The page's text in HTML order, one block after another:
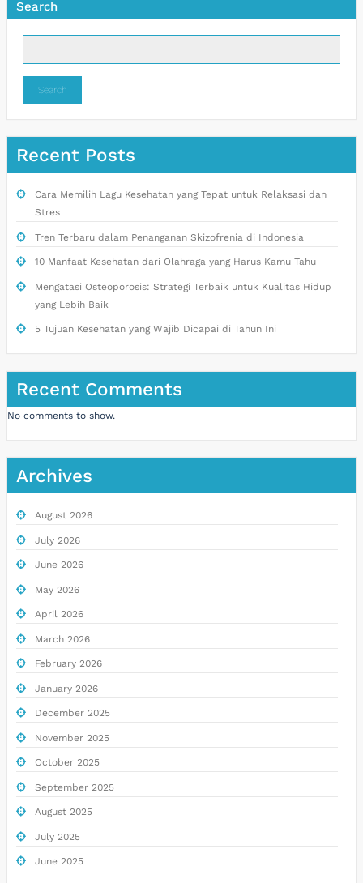
Search
Search
Recent Posts
Cara Memilih Lagu Kesehatan yang Tepat untuk Relaksasi dan
Stres
Tren Terbaru dalam Penanganan Skizofrenia di Indonesia
10 Manfaat Kesehatan dari Olahraga yang Harus Kamu Tahu
Mengatasi Osteoporosis: Strategi Terbaik untuk Kualitas Hidup
yang Lebih Baik
5 Tujuan Kesehatan yang Wajib Dicapai di Tahun Ini
Recent Comments
No comments to show.
Archives
August 2026
July 2026
June 2026
May 2026
April 2026
March 2026
February 2026
January 2026
December 2025
November 2025
October 2025
September 2025
August 2025
July 2025
June 2025